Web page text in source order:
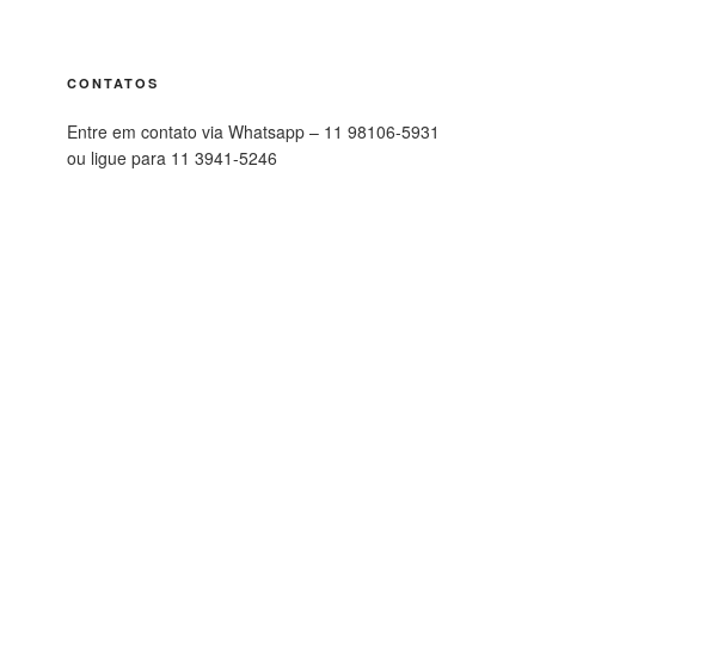
CONTATOS
Entre em contato via Whatsapp – 11 98106-5931
ou ligue para 11 3941-5246